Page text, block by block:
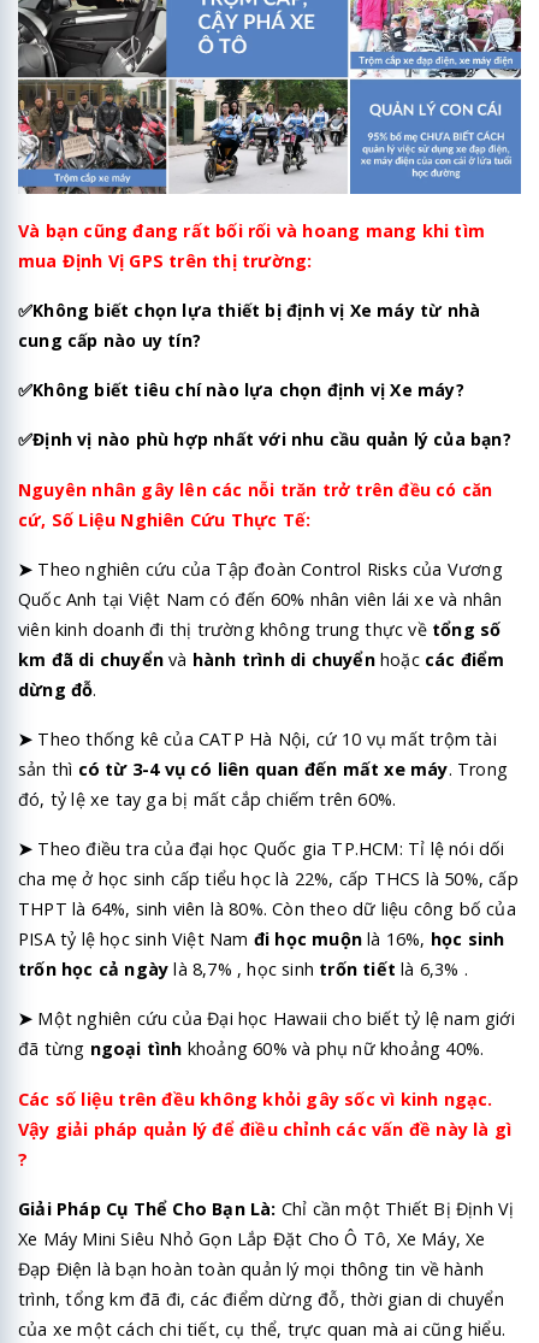
Và bạn cũng đang rất bối rối và hoang mang khi tìm
mua Định Vị GPS trên thị trường:
✅Không biết chọn lựa thiết bị định vị Xe máy từ nhà
cung cấp nào uy tín?
✅Không biết tiêu chí nào lựa chọn định vị Xe máy?
✅Định vị nào phù hợp nhất với nhu cầu quản lý của bạn?
Nguyên nhân gây lên các nỗi trăn trở trên đều có căn
cứ, Số Liệu Nghiên Cứu Thực Tế:
➤ Theo nghiên cứu của Tập đoàn Control Risks của Vương
Quốc Anh tại Việt Nam có đến 60% nhân viên lái xe và nhân
viên kinh doanh đi thị trường không trung thực về tổng số
km đã di chuyển và hành trình di chuyểnhoặccác điểm
dừng đỗ.
➤ Theo thống kê của CATP Hà Nội, cứ 10 vụ mất trộm tài
sản thì có từ 3-4 vụ có liên quan đến mất xe máy. Trong
đó, tỷ lệ xe tay ga bị mất cắp chiếm trên 60%.
➤ Theo điều tra của đại học Quốc gia TP.HCM: Tỉ lệ nói dối
cha mẹ ở học sinh cấp tiểu học là 22%, cấp THCS là 50%, cấp
THPT là 64%, sinh viên là 80%. Còn theo dữ liệu công bố của
PISA tỷ lệ học sinh Việt Nam đi học muộn là 16%, học sinh
trốn học cả ngày là 8,7% , học sinh trốn tiết là 6,3% .
➤ Một nghiên cứu của Đại học Hawaii cho biết tỷ lệ nam giới
đã từng ngoại tình khoảng 60% và phụ nữ khoảng 40%.
Các số liệu trên đều không khỏi gây sốc vì kinh ngạc.
Vậy giải pháp quản lý để điều chỉnh các vấn đề này là gì
?
Giải Pháp Cụ Thể Cho Bạn Là: Chỉ cần một Thiết Bị Định Vị
Xe Máy Mini Siêu Nhỏ Gọn Lắp Đặt Cho Ô Tô, Xe Máy, Xe
Đạp Điện là bạn hoàn toàn quản lý mọi thông tin về hành
trình, tổng km đã đi, các điểm dừng đỗ, thời gian di chuyển
của xe một cách chi tiết, cụ thể, trực quan mà ai cũng hiểu.